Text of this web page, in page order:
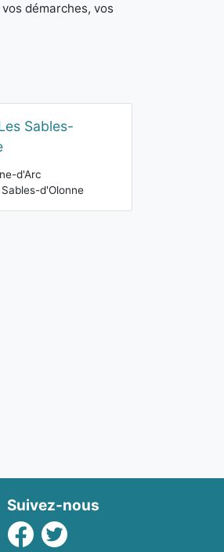
démarches, vos
Sables-
d'Arc
d'Olonne
Suivez-nous
Facebook
Twitter